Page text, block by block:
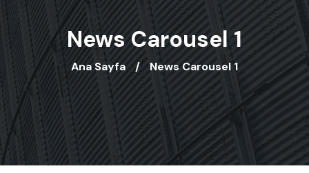
News Carousel 1
Ana Sayfa News Carousel 1